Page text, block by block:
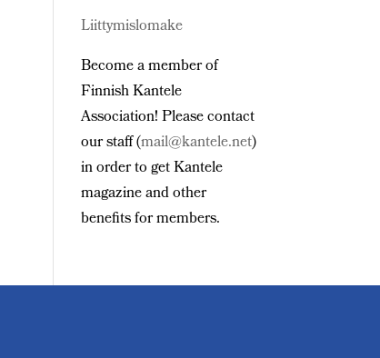
Liittymislomake
Become a member of
Finnish Kantele
Association! Please contact
our staff (mail@kantele.net)
in order to get Kantele
magazine and other
benefits for members.